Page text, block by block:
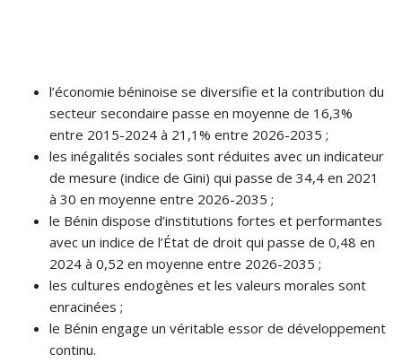
l’économie béninoise se diversifie et la contribution du
secteur secondaire passe en moyenne de 16,3%
entre 2015-2024 à 21,1% entre 2026-2035 ;
les inégalités sociales sont réduites avec un indicateur
de mesure (indice de Gini) qui passe de 34,4 en 2021
à 30 en moyenne entre 2026-2035 ;
le Bénin dispose d’institutions fortes et performantes
avec un indice de l’État de droit qui passe de 0,48 en
2024 à 0,52 en moyenne entre 2026-2035 ;
les cultures endogènes et les valeurs morales sont
enracinées ;
le Bénin engage un véritable essor de développement
continu.